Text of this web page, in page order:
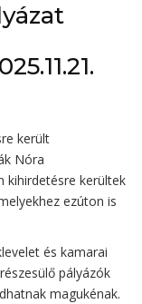
került
Nóra
kihirdetésre kerültek
ezúton is
és kamarai
pályázók
magukénak.